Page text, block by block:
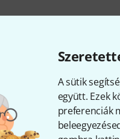
A sütik
együtt. Ezek
preferenciák
Április 2022
1 darab